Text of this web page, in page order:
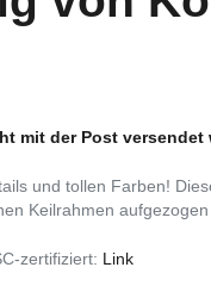
mit der Post
und tollen Farben!
Keilrahmen
zertifiziert: Link